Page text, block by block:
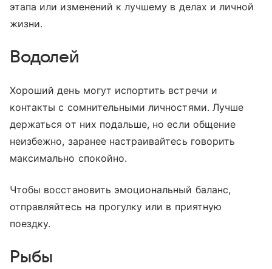
этапа или изменений к лучшему в делах и личной
жизни.
Водолей
Хороший день могут испортить встречи и
контакты с сомнительными личностями. Лучше
держаться от них подальше, но если общение
неизбежно, заранее настраивайтесь говорить
максимально спокойно.
Чтобы восстановить эмоциональный баланс,
отправляйтесь на прогулку или в приятную
поездку.
Рыбы